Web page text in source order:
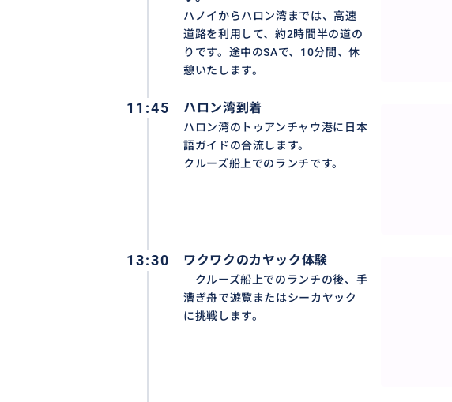
・乗り物酔いをしやすい方は、乗船前に酔い止めを服用し
より、添乗員からお薬をお渡しできませんので、個人で前
・出来るだけ動きやすい服装と靴でご参加ください。
・天候や現地の状況等により、一部ツアー内容が変更とな
責任は負いかねます。
＜ハロン湾クルーズの欠航について＞
ハロン湾クルーズは、現地の天候や状況によっては、ハロ
は、メールにてご連絡します。
⑵ハノイからバスが出発後、欠航が決定した場合
停泊しているクルーズ船で昼食後、ハロン市場の見学に変
ハノイからハロン湾までは、高速
道路を利用して、約2時間半の道の
りです。途中のSAで、10分間、休
憩いたします。
11:45 ハロン湾到着
ハロン湾のトゥアンチャウ港に日本
語ガイドの合流します。
クルーズ船上でのランチです。
13:30 ワクワクのカヤック体験
クルーズ船上でのランチの後、手
漕ぎ舟で遊覧またはシーカヤック
に挑戦します。